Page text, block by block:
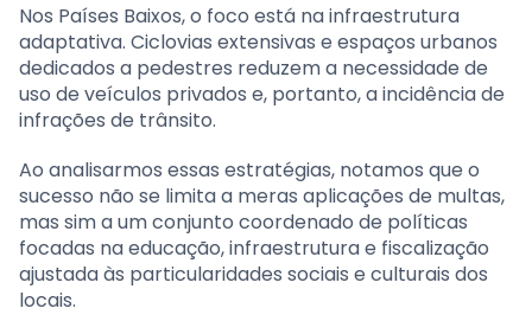
Nos Países Baixos, o foco está na infraestrutura
adaptativa. Ciclovias extensivas e espaços urbanos
dedicados a pedestres reduzem a necessidade de
uso de veículos privados e, portanto, a incidência de
infrações de trânsito.
Ao analisarmos essas estratégias, notamos que o
sucesso não se limita a meras aplicações de multas,
mas sim a um conjunto coordenado de políticas
focadas na educação, infraestrutura e fiscalização
ajustada às particularidades sociais e culturais dos
locais.